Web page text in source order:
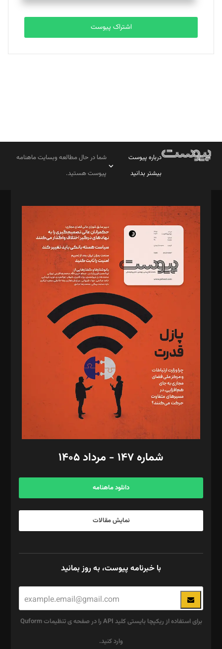
تحریریه
بابک نقاش
تحریریه
اشتراک پیوست
درباره پیوست
بیشتر بدانید
شما در حال مطالعه وبسایت ماهنامه
پیوست هستید.
مدیر مسئول: محمدباقر اثنی‌عشری
سردبیر: مهرک محمودی
دبیر تحریریه: میثم قاسمی
د‌بیر ناداستان: سمانه سمیع
د‌بیر خدمت و تجارت: ابوالفضل رجبی
د‌بیر حقوق فناوری: حسام‌الدین ایپکچی
د‌بیر پیوست جهان: مینا پاکدل
د‌بیر تحریریه آنلاین: بابک نقاش
تحریریه‌: مجتبی محمود‌ی، آرش برهمند، یسنا امان‌پور، سروش کرمیان،
مصطفی مسجدی آرانی، ابوالفضل رجبی، زهرا فکرانه، فائزه فتحی
رستمی،مصطفی باستان
ویرایش: نگار استاد‌‌آقا
طراح یونیفرم: مجید توکلی
فیلمبرداری و عکاسی: امیر شفیعی، مانی لطفی زاده
گرافیک و صفحه‌آرایی: سید‌سبحان‌علی ثابت
مد‌یر توسعه تجاری: کامبیز برید‌
امور مالی: شاپور رهبری، محمد‌ کاظمی‌نیا
آگهی و مشترکین: ۰۹۱۹۹۹۹۰۴۵۴
شماره ۱۴۷ - مرداد ۱۴۰۵
دانلود ماهنامه
نمایش مقالات
با خبرنامه پیوست، به روز بمانید
برای استفاده از ریکپچا بایستی کلید API را در صفحه ی تنظیمات Quform
وارد کنید.